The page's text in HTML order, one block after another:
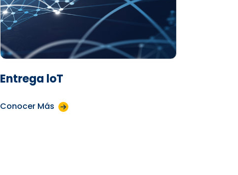
Entrega loT
Conocer Más